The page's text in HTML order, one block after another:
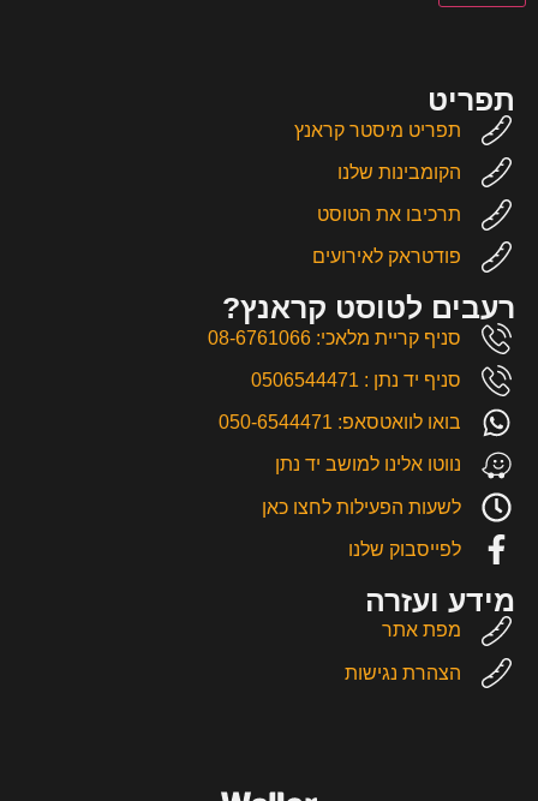
תפריט
תפריט מיסטר קראנץ
הקומבינות שלנו
תרכיבו את הטוסט
פודטראק לאירועים
רעבים לטוסט קראנץ?
סניף קריית מלאכי: 08-6761066
סניף יד נתן : 0506544471
בואו לוואטסאפ: 050-6544471
נווטו אלינו למושב יד נתן
לשעות הפעילות לחצו כאן
לפייסבוק שלנו
מידע ועזרה
מפת אתר
הצהרת נגישות